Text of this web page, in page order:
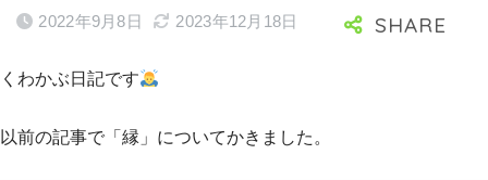
2022年9月8日 2023年12月18日
くわかぶ日記です
以前の記事で「縁」についてかきました。